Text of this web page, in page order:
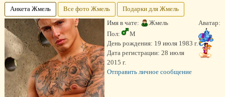
Анкета Жмель Все фото Жмель
Подарки для Жмель
Аватар:
Имя в чате:
Жмель
Пол:
М
День рождения: 19 июля 1983 г.
Дата регистрации: 28 июля
2015 г.
Отправить личное сообщение